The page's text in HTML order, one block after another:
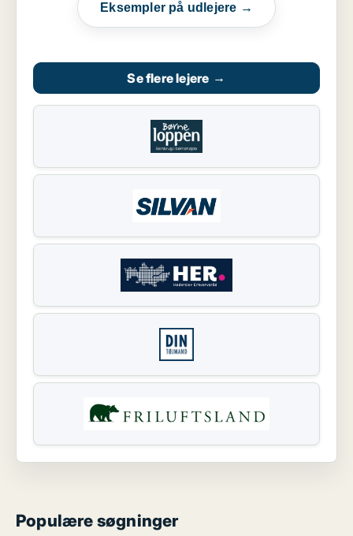
Eksempler på udlejere →
Se flere lejere →
Populære søgninger